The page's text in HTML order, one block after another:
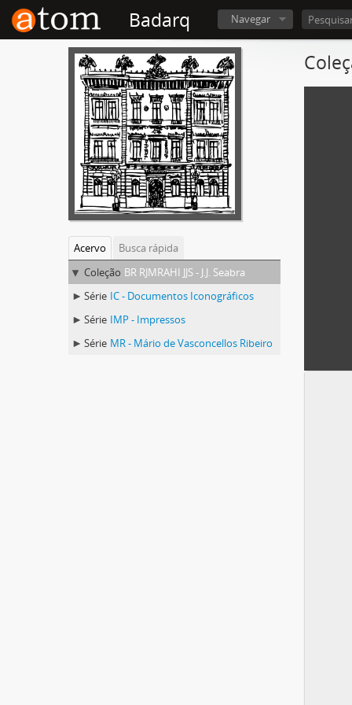
Badarq Navegar
Acervo
Busca rápida
Coleção BR RJMRAHI JJS - J.J. Seabra
Série IC - Documentos Iconográficos
Série IMP - Impressos
Série MR - Mário de Vasconcellos Ribeiro